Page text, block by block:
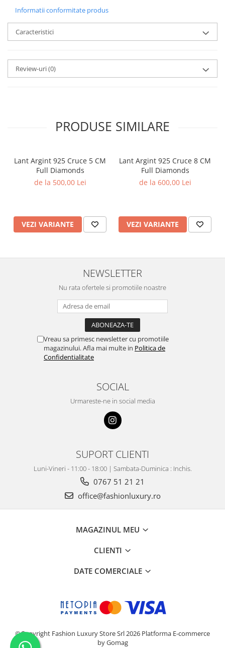
Informatii conformitate produs
Caracteristici
Review-uri(0)
PRODUSE SIMILARE
Lant Argint 925 Cruce 5 CM
Full Diamonds
de la 500,00 Lei
VEZI VARIANTE
Lant Argint 925 Cruce 8 CM
Full Diamonds
de la 600,00 Lei
VEZI VARIANTE
NEWSLETTER
Nu rata ofertele si promotiile noastre
Vreau sa primesc newsletter cu promotiile
magazinului. Afla mai multe in Politica de
Confidentialitate
SOCIAL
Urmareste-ne in social media
SUPORT CLIENTI
Luni-Vineri - 11:00 - 18:00 | Sambata-Duminica : Inchis.
0767 51 21 21
office@fashionluxury.ro
MAGAZINUL MEU
CLIENTI
DATE COMERCIALE
©Copyright Fashion Luxury Store Srl 2026 Platforma E-commerce
by Gomag